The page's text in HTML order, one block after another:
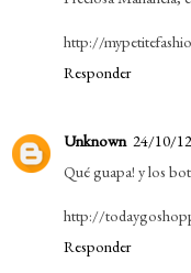
http://
Responder
Unknown 24/10/
Qué guapa! y los
http://
Responder